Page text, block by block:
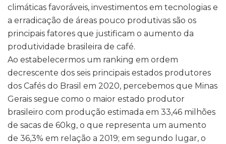
climáticas favoráveis, investimentos em tecnologias e
a erradicação de áreas pouco produtivas são os
principais fatores que justificam o aumento da
produtividade brasileira de café.
Ao estabelecermos um ranking em ordem
decrescente dos seis principais estados produtores
dos Cafés do Brasil em 2020, percebemos que Minas
Gerais segue como o maior estado produtor
brasileiro com produção estimada em 33,46 milhões
de sacas de 60kg, o que representa um aumento
de 36,3% em relação a 2019; em segundo lugar, o